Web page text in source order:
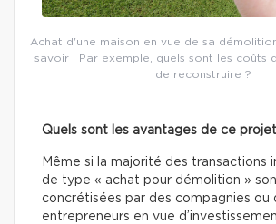
Achat d'une maison en vue de sa
savoir ! Par exemple, quels sont les coûts
de reconstruire ?
Quels sont les avantages de ce
Même si la majorité des transactions
de type « achat pour démolition »
concrétisées par des compagnies ou
entrepreneurs en vue